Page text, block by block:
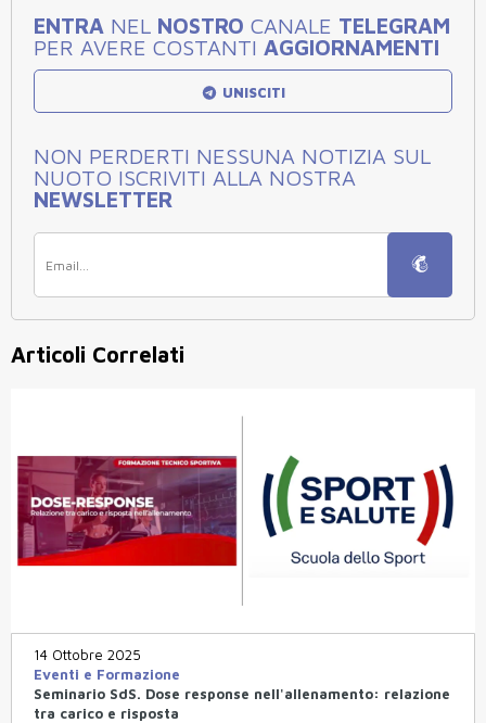
ENTRA NEL NOSTRO CANALE TELEGRAM
PER AVERE COSTANTI AGGIORNAMENTI
UNISCITI
NON PERDERTI NESSUNA NOTIZIA SUL
NUOTO ISCRIVITI ALLA NOSTRA
NEWSLETTER
Articoli Correlati
14 Ottobre 2025
Eventi e Formazione
Seminario SdS. Dose response nell'allenamento: relazione
tra carico e risposta